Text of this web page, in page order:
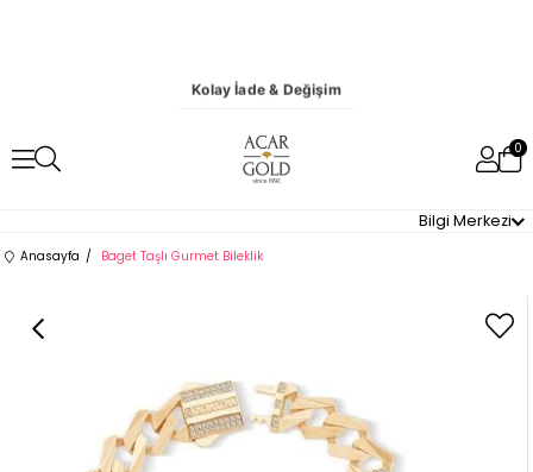
Kolay İade & Değişim
0
Bilgi Merkezi
Anasayfa Baget Taşlı Gurmet Bileklik